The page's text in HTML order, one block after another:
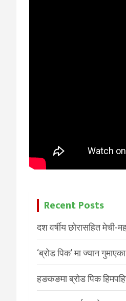
Recent Posts
दश वर्षीय छोरासहित मेची-
‘ब्रोड पिक’ मा ज्यान
हङकङमा ब्रोड पिक